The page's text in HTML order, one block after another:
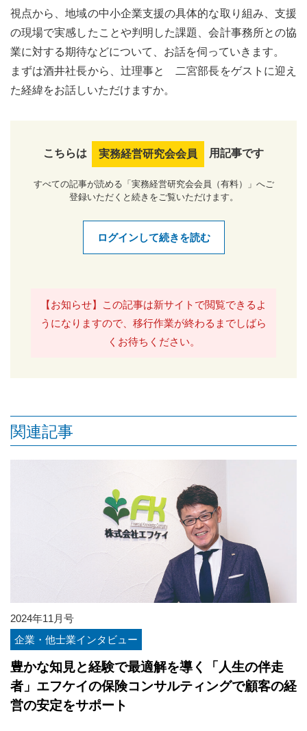
視点から、地域の中小企業支援の具体的な取り組み、支援
の現場で実感したことや判明した課題、会計事務所との協
業に対する期待などについて、お話を伺っていきます。
まずは酒井社長から、辻理事と 二宮部長をゲストに迎え
た経緯をお話しいただけますか。
こちらは 実務経営研究会会員 用記事です
すべての記事が読める「実務経営研究会会員（有料）」へご
登録いただくと続きをご覧いただけます。
ログインして続きを読む
【お知らせ】この記事は新サイトで閲覧できるよ
うになりますので、移行作業が終わるまでしばら
くお待ちください。
関連記事
2024年11月号
企業・他士業インタビュー
豊かな知見と経験で最適解を導く「人生の伴走
者」エフケイの保険コンサルティングで顧客の経
営の安定をサポート